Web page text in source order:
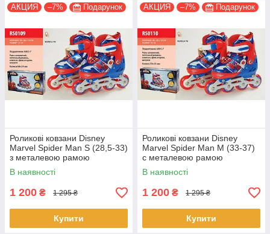
АКЦИЯ –7% Подарунок
Роликові ковзани Disney
Marvel Spider Man S (28,5-33)
з металевою рамою
(RS0109)
В наявності
1 200 ₴ 1 295 ₴
Купити
АКЦИЯ –7% Подарунок
Роликові ковзани Disney
Marvel Spider Man M (33-37)
c металевою рамою
(RS0110)
В наявності
1 200 ₴ 1 295 ₴
Купити